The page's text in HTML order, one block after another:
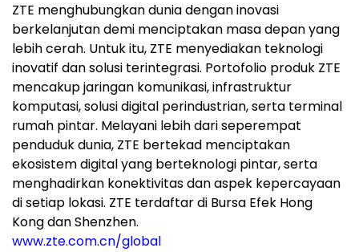
ZTE menghubungkan dunia dengan inovasi
berkelanjutan demi menciptakan masa depan yang
lebih cerah. Untuk itu, ZTE menyediakan teknologi
inovatif dan solusi terintegrasi. Portofolio produk ZTE
mencakup jaringan komunikasi, infrastruktur
komputasi, solusi digital perindustrian, serta terminal
rumah pintar. Melayani lebih dari seperempat
penduduk dunia, ZTE bertekad menciptakan
ekosistem digital yang berteknologi pintar, serta
menghadirkan konektivitas dan aspek kepercayaan
di setiap lokasi. ZTE terdaftar di Bursa Efek Hong
Kong dan Shenzhen.
www.zte.com.cn/global